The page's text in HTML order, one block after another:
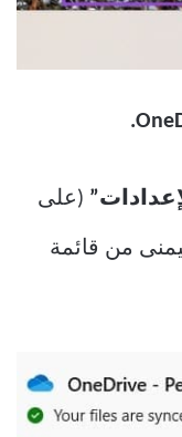
(على
من قائمة